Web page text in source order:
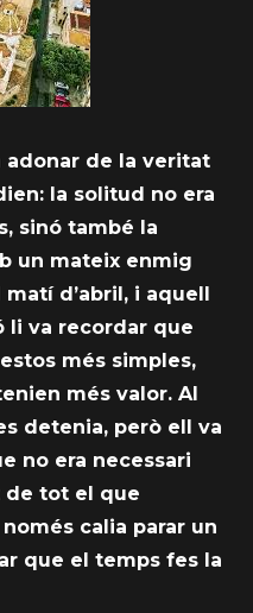
adonar de la veritat
la solitud no era
sinó també la
un mateix enmig
d’abril, i aquell
li va recordar que
més simples,
més valor. Al
detenia, però ell va
no era necessari
de tot el que
només calia parar un
que el temps fes la